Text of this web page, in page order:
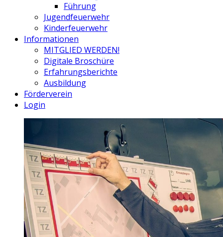
Führung
Jugendfeuerwehr
Kinderfeuerwehr
Informationen
MITGLIED WERDEN!
Digitale Broschüre
Erfahrungsberichte
Ausbildung
Förderverein
Login